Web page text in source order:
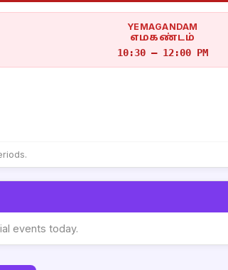
YEMAGANDAM
எமகண்டம்
10:30 – 12:00 PM
events today.